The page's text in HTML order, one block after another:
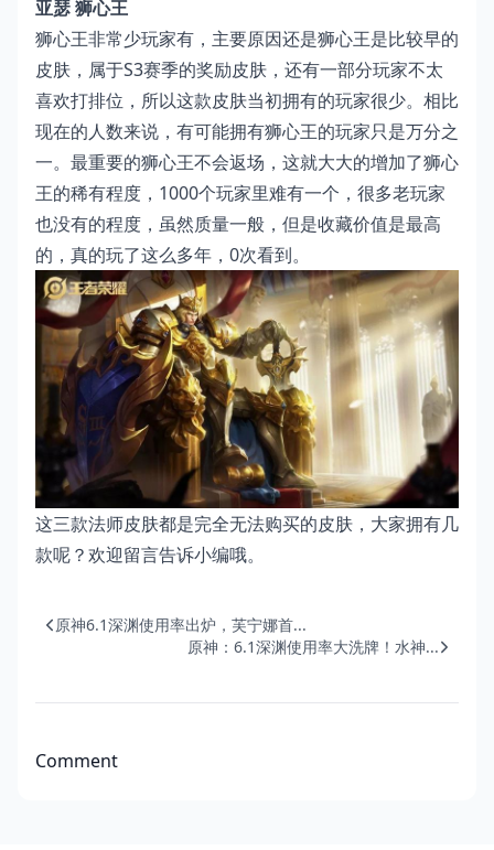
亚瑟 狮心王
狮心王非常少玩家有，主要原因还是狮心王是比较早的
皮肤，属于S3赛季的奖励皮肤，还有一部分玩家不太
喜欢打排位，所以这款皮肤当初拥有的玩家很少。相比
现在的人数来说，有可能拥有狮心王的玩家只是万分之
一。最重要的狮心王不会返场，这就大大的增加了狮心
王的稀有程度，1000个玩家里难有一个，很多老玩家
也没有的程度，虽然质量一般，但是收藏价值是最高
的，真的玩了这么多年，0次看到。
这三款法师皮肤都是完全无法购买的皮肤，大家拥有几
款呢？欢迎留言告诉小编哦。
原神6.1深渊使用率出炉，芙宁娜首...
原神：6.1深渊使用率大洗牌！水神...
Comment